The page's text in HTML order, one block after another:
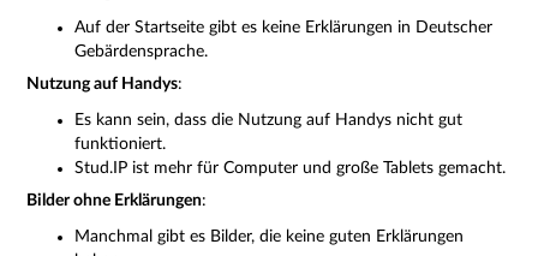
Auf der Startseite gibt es keine Erklärungen in Deutscher
Gebärdensprache.
Nutzung auf Handys:
Es kann sein, dass die Nutzung auf Handys nicht gut
funktioniert.
Stud.IP ist mehr für Computer und große Tablets gemacht.
Bilder ohne Erklärungen:
Manchmal gibt es Bilder, die keine guten Erklärungen